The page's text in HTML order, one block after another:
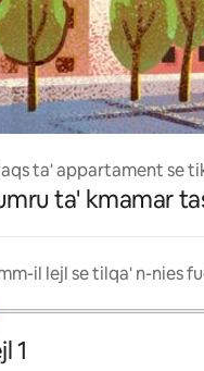
ta' appartament se
ta' kmamar
il lejl se tilqa' n-nies
1